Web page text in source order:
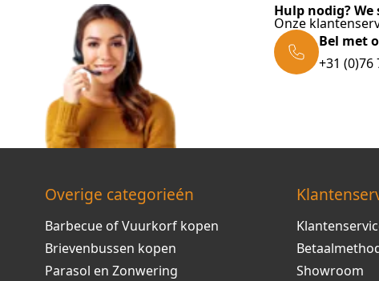
Hulp nodig?
Onze
Bel met
+31 (0)76
Overige categorieén
Barbecue of Vuurkorf kopen
Brievenbussen kopen
Parasol en Zonwering
Showroom